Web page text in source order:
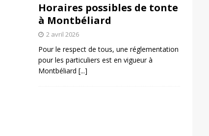
Horaires possibles de tonte
à Montbéliard
2 avril 2026
Pour le respect de tous, une réglementation
pour les particuliers est en vigueur à
Montbéliard [...]